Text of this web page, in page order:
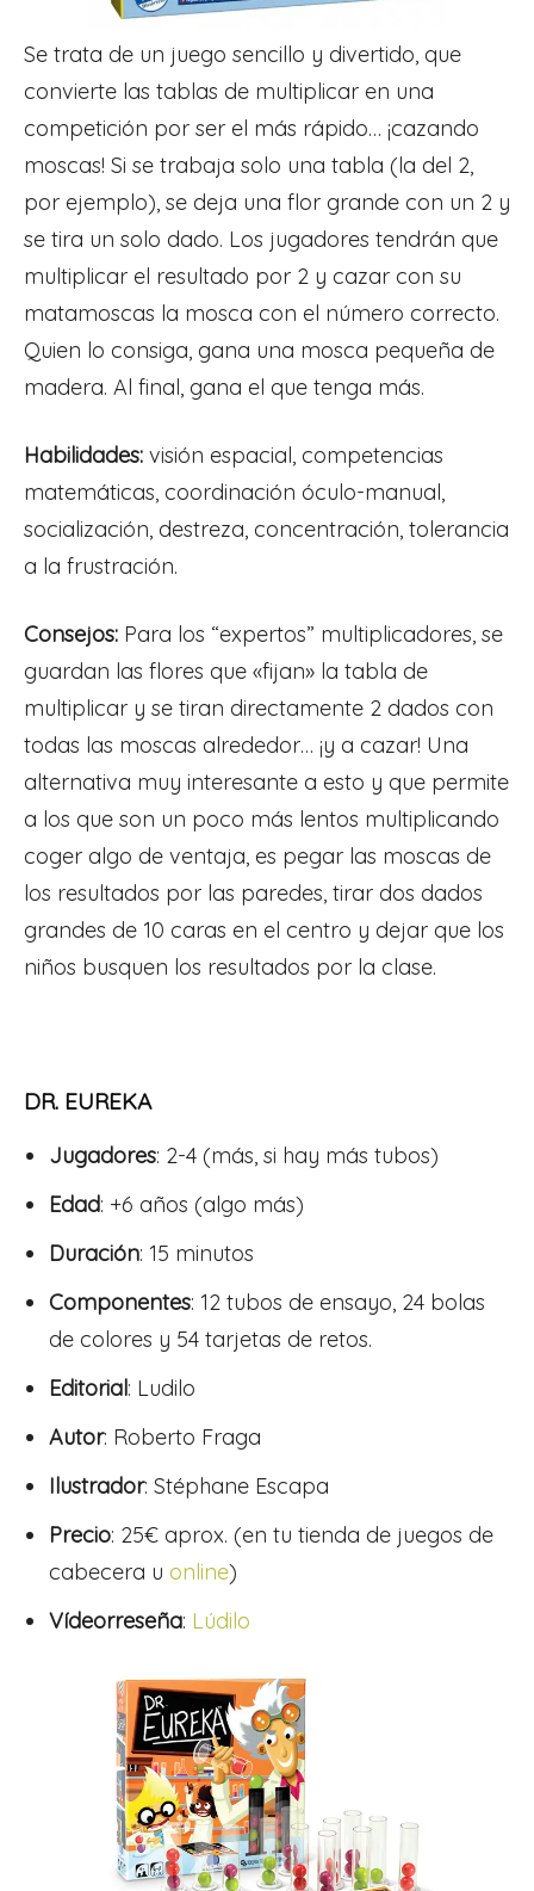
Se trata de un juego sencillo y divertido, que
convierte las tablas de multiplicar en una
competición por ser el más rápido… ¡cazando
moscas! Si se trabaja solo una tabla (la del 2,
por ejemplo), se deja una flor grande con un 2 y
se tira un solo dado. Los jugadores tendrán que
multiplicar el resultado por 2 y cazar con su
matamoscas la mosca con el número correcto.
Quien lo consiga, gana una mosca pequeña de
madera. Al final, gana el que tenga más.
Habilidades: visión espacial, competencias
matemáticas, coordinación óculo-manual,
socialización, destreza, concentración, tolerancia
a la frustración.
Consejos: Para los “expertos” multiplicadores, se
guardan las flores que «fijan» la tabla de
multiplicar y se tiran directamente 2 dados con
todas las moscas alrededor… ¡y a cazar! Una
alternativa muy interesante a esto y que permite
a los que son un poco más lentos multiplicando
coger algo de ventaja, es pegar las moscas de
los resultados por las paredes, tirar dos dados
grandes de 10 caras en el centro y dejar que los
niños busquen los resultados por la clase.
DR. EUREKA
Jugadores: 2-4 (más, si hay más tubos)
Edad: +6 años (algo más)
Duración: 15 minutos
Componentes: 12 tubos de ensayo, 24 bolas
de colores y 54 tarjetas de retos.
Editorial: Ludilo
Autor: Roberto Fraga
Ilustrador: Stéphane Escapa
Precio: 25€ aprox. (en tu tienda de juegos de
cabecera u online)
Vídeorreseña: Lúdilo